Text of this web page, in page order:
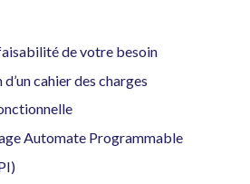
de votre besoin
cahier des charges
Automate Programmable